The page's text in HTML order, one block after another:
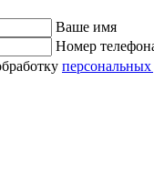
Ваше имя
Номер